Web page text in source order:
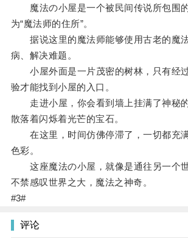
魔法の小屋是一个被民间传说所包围
为“魔法师的住所”。
据说这里的魔法师能够使用古老的魔
病、解决难题。
小屋外面是一片茂密的树林，只有经
验才能找到小屋的入口。
走进小屋，你会看到墙上挂满了神秘
散落着闪烁着光芒的宝石。
在这里，时间仿佛停滞了，一切都充
色彩。
这座魔法の小屋，就像是通往另一个
不禁感叹世界之大，魔法之神奇。
#3#
评论